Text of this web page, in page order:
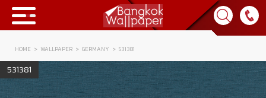
Collection
BWP
HOME WALLPAPER GERMANY 531381
531381